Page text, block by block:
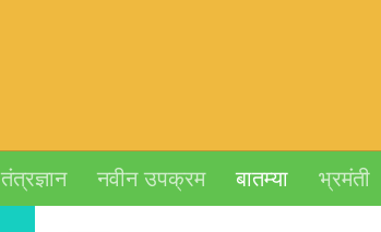
तंत्रज्ञान नवीन उपक्रम बातम्या भ्रमंती